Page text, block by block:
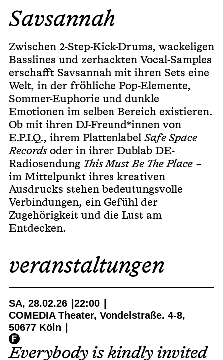
Savsannah
Zwischen 2-Step-Kick-Drums, wackeligen
Basslines und zerhackten Vocal-Samples
erschafft Savsannah mit ihren Sets eine
Welt, in der fröhliche Pop-Elemente,
Sommer-Euphorie und dunkle
Emotionen im selben Bereich existieren.
Ob mit ihren DJ-Freund*innen von
E.P.I.Q., ihrem Plattenlabel Safe Space
Recordsoder in ihrer Dublab DE-
Radiosendung This Must Be The Place –
im Mittelpunkt ihres kreativen
Ausdrucks stehen bedeutungsvolle
Verbindungen, ein Gefühl der
Zugehörigkeit und die Lust am
Entdecken.
veranstaltungen
SA, 28.02.26
22:00
COMEDIA Theater, Vondelstraße. 4-8,
50677 Köln
Everybody is kindly invited